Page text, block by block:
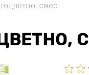
смес